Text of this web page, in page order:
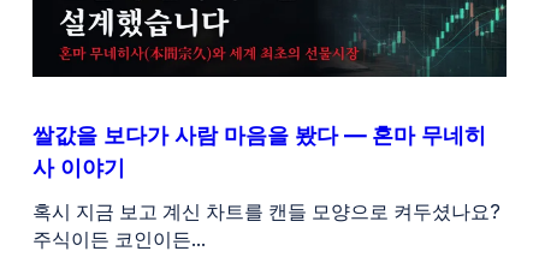
쌀값을 보다가 사람 마음을 봤다 — 혼마 무네히
사 이야기
혹시 지금 보고 계신 차트를 캔들 모양으로 켜두셨나요?
주식이든 코인이든...